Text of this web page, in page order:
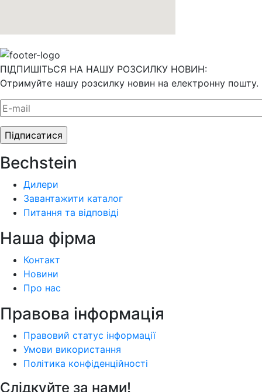
ПІДПИШІТЬСЯ НА НАШУ РОЗСИЛКУ НОВИН:
Отримуйте нашу розсилку новин на електронну пошту.
Bechstein
Дилери
Завантажити каталог
Питання та відповіді
Наша фiрма
Контакт
Новини
Про нас
Правова інформація
Правовий статус інформації
Умови використання
Політика конфіденційності
Слідкуйте за нами!